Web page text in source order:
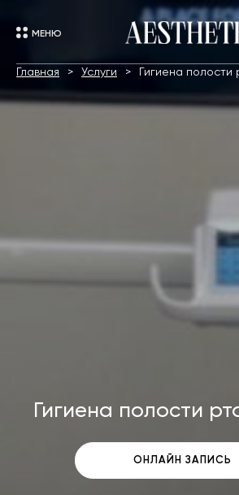
МЕНЮ
Главная Услуги Гигиена полости
Гигиена полости
ОНЛАЙН ЗАПИСЬ